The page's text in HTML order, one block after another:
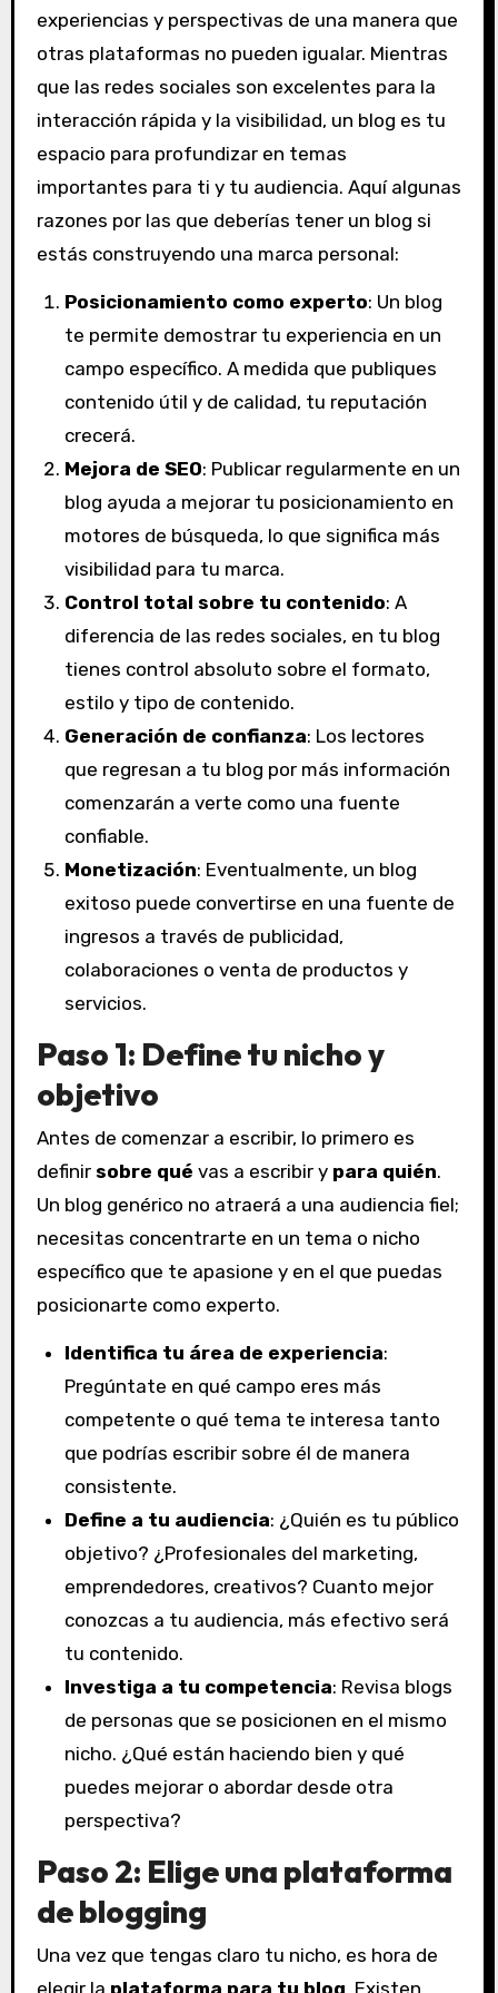
experiencias y perspectivas de una manera que
otras plataformas no pueden igualar. Mientras
que las redes sociales son excelentes para la
interacción rápida y la visibilidad, un blog es tu
espacio para profundizar en temas
importantes para ti y tu audiencia. Aquí algunas
razones por las que deberías tener un blog si
estás construyendo una marca personal:
Posicionamiento como experto: Un blog
te permite demostrar tu experiencia en un
campo específico. A medida que publiques
contenido útil y de calidad, tu reputación
crecerá.
Mejora de SEO: Publicar regularmente en un
blog ayuda a mejorar tu posicionamiento en
motores de búsqueda, lo que significa más
visibilidad para tu marca.
Control total sobre tu contenido: A
diferencia de las redes sociales, en tu blog
tienes control absoluto sobre el formato,
estilo y tipo de contenido.
Generación de confianza: Los lectores
que regresan a tu blog por más información
comenzarán a verte como una fuente
confiable.
Monetización: Eventualmente, un blog
exitoso puede convertirse en una fuente de
ingresos a través de publicidad,
colaboraciones o venta de productos y
servicios.
Paso 1: Define tu nicho y
objetivo
Antes de comenzar a escribir, lo primero es
definir sobre qué vas a escribir y para quién.
Un blog genérico no atraerá a una audiencia fiel;
necesitas concentrarte en un tema o nicho
específico que te apasione y en el que puedas
posicionarte como experto.
Identifica tu área de experiencia:
Pregúntate en qué campo eres más
competente o qué tema te interesa tanto
que podrías escribir sobre él de manera
consistente.
Define a tu audiencia: ¿Quién es tu público
objetivo? ¿Profesionales del marketing,
emprendedores, creativos? Cuanto mejor
conozcas a tu audiencia, más efectivo será
tu contenido.
Investiga a tu competencia: Revisa blogs
de personas que se posicionen en el mismo
nicho. ¿Qué están haciendo bien y qué
puedes mejorar o abordar desde otra
perspectiva?
Paso 2: Elige una plataforma
de blogging
Una vez que tengas claro tu nicho, es hora de